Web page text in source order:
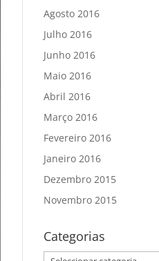
Agosto 2016
Julho 2016
Junho 2016
Maio 2016
Abril 2016
Março 2016
Fevereiro 2016
Janeiro 2016
Dezembro 2015
Novembro 2015
Categorias